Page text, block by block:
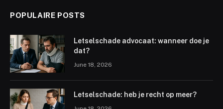
POPULAIRE POSTS
Letselschade advocaat: wanneer doe je
dat?
June 18, 2026
Letselschade: heb je recht op meer?